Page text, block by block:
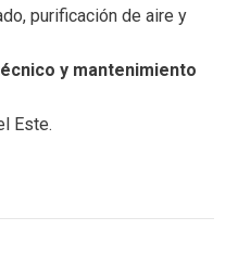
purificación de aire y
y mantenimiento
Este.